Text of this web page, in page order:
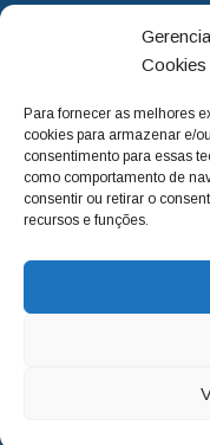
Cookies
Para fornecer as melhores
cookies para armazenar e/
consentimento para essas
como comportamento de
consentir ou retirar o
recursos e funções.
cidadãos
dois jornais. Há mais
com o foco de trazer
deixamos de lado as
questionando os
para a cidade e